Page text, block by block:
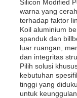
Silicon Modified
warna yang
terhadap faktor
Koil aluminium
spanduk dan
luar ruangan,
dan integritas
Pilih solusi
kebutuhan
tinggi yang
untuk keunggulan.